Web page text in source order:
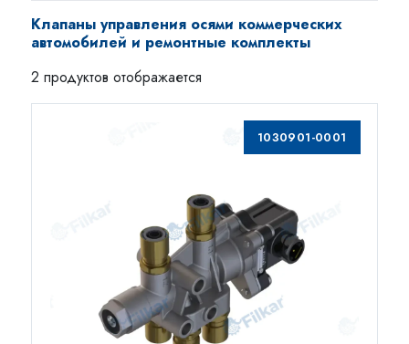
Клапаны управления осями коммерческих
автомобилей и ремонтные комплекты
2 продуктов отображается
1030901-0001